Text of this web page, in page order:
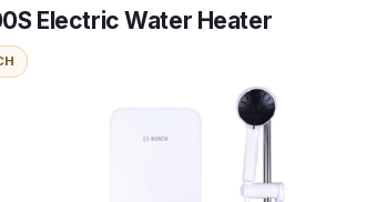
Electric Water Heater